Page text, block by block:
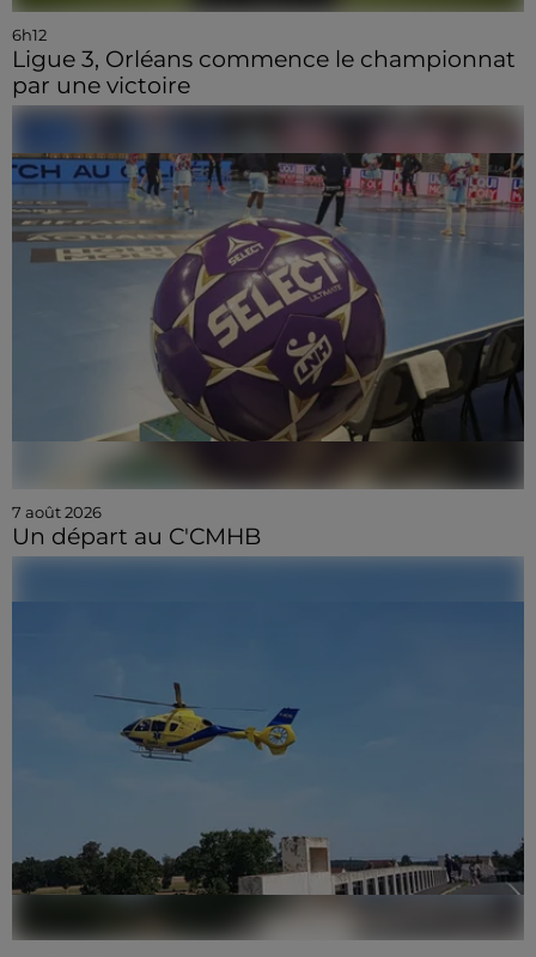
6h12
Ligue 3, Orléans commence le championnat
par une victoire
7 août 2026
Un départ au C'CMHB